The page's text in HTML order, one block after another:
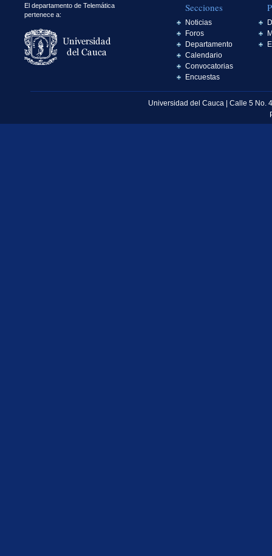
El departamento de Telemática
pertenece a:
Secciones
Noticias
Foros
Departamento
Calendario
Convocatorias
Encuestas
Universidad del Cauca | Calle 5 No.